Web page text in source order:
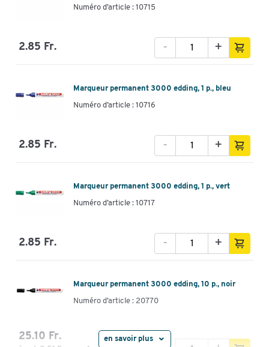
Numéro d’article : 10715
2.85 Fr. +
-
Marqueur permanent 3000 edding, 1 p., bleu
Numéro d’article : 10716
2.85 Fr. +
-
Marqueur permanent 3000 edding, 1 p., vert
Numéro d’article : 10717
2.85 Fr. +
-
Marqueur permanent 3000 edding, 10 p., noir
Numéro d’article : 20770
25.10 Fr. en savoir plus